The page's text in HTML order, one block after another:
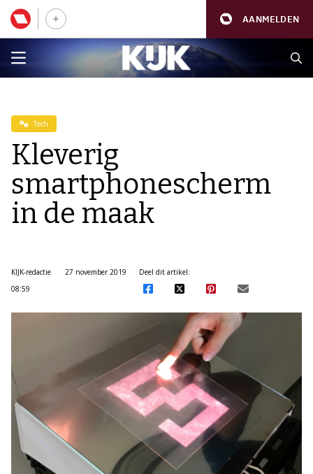
AANMELDEN
Tech
Kleverig
smartphonescherm
in de maak
KIJK-redactie
27 november 2019
08:59
Deel dit artikel: